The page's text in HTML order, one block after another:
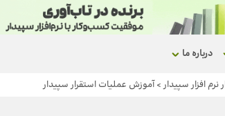
درباره ما
افزار سپیدار>آموزش عملیات استقرار سپیدار